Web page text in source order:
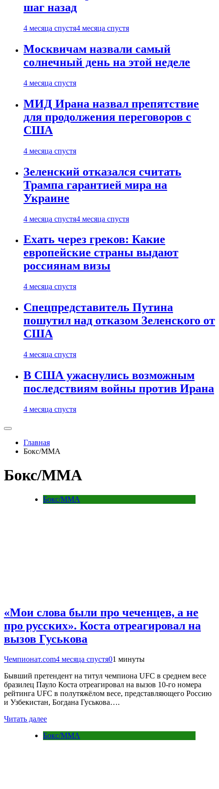
шаг назад
4 месяца спустя4 месяца спустя
Москвичам назвали самый
солнечный день на этой неделе
4 месяца спустя
МИД Ирана назвал препятствие
для продолжения переговоров с
США
4 месяца спустя
Зеленский отказался считать
Трампа гарантией мира на
Украине
4 месяца спустя4 месяца спустя
Ехать через греков: Какие
европейские страны выдают
россиянам визы
4 месяца спустя
Спецпредставитель Путина
пошутил над отказом Зеленского от
США
4 месяца спустя
В США ужаснулись возможным
последствиям войны против Ирана
4 месяца спустя
Главная
Бокс/MMA
Бокс/MMA
Бокс/MMA
«Мои слова были про чеченцев, а не
про русских». Коста отреагировал на
вызов Гуськова
Чемпионат.com4 месяца спустя01 минуты
Бывший претендент на титул чемпиона UFC в среднем весе
бразилец Пауло Коста отреагировал на вызов 10-го номера
рейтинга UFC в полутяжёлом весе, представляющего Россию
и Узбекистан, Богдана Гуськова….
Читать далее
Бокс/MMA